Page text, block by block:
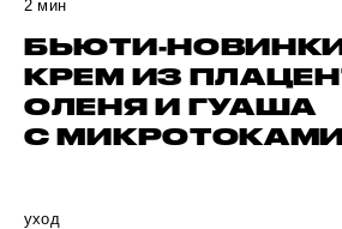
2 мин
БЬЮТИ-
КРЕМ ИЗ
ОЛЕНЯ И ГУАША
С
уход